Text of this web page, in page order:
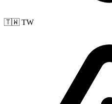
🇹🇼 TW